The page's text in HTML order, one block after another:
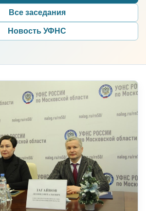
Все заседания
Новость УФНС